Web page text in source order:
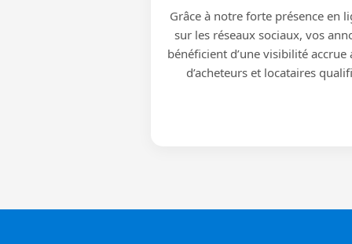
Grâce à notre forte présence en
sur les réseaux sociaux, vos
bénéficient d’une visibilité accrue
d’acheteurs et locataires